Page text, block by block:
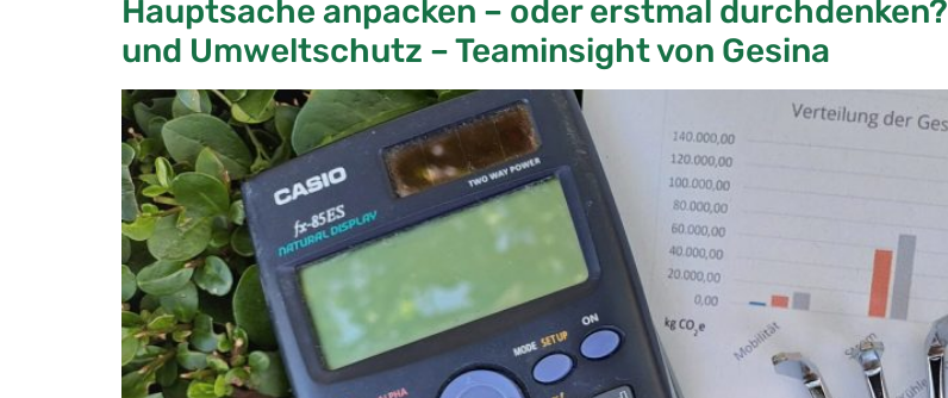
Hauptsache anpacken – oder erstmal
und Umweltschutz – Teaminsight von Gesina